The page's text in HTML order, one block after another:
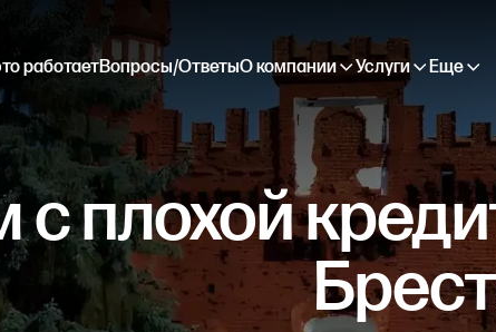
работаетВопросы/ОтветыО компании Услуги Еще
с плохой